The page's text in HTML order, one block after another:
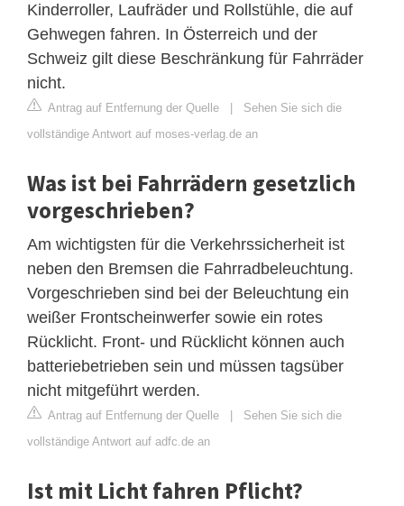
Kinderroller, Laufräder und Rollstühle, die auf
Gehwegen fahren. In Österreich und der
Schweiz gilt diese Beschränkung für Fahrräder
nicht.
Antrag auf Entfernung der Quelle | Sehen Sie sich die
vollständige Antwort auf moses-verlag.de an
Was ist bei Fahrrädern gesetzlich
vorgeschrieben?
Am wichtigsten für die Verkehrssicherheit ist
neben den Bremsen die Fahrradbeleuchtung.
Vorgeschrieben sind bei der Beleuchtung ein
weißer Frontscheinwerfer sowie ein rotes
Rücklicht. Front- und Rücklicht können auch
batteriebetrieben sein und müssen tagsüber
nicht mitgeführt werden.
Antrag auf Entfernung der Quelle | Sehen Sie sich die
vollständige Antwort auf adfc.de an
Ist mit Licht fahren Pflicht?